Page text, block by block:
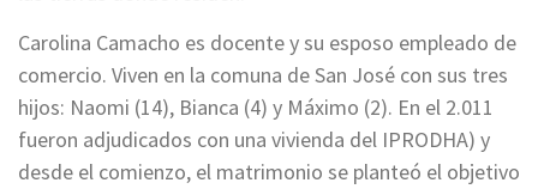
Carolina Camacho es docente y su esposo empleado de
comercio. Viven en la comuna de San José con sus tres
hijos: Naomi (14), Bianca (4) y Máximo (2). En el 2.011
fueron adjudicados con una vivienda del IPRODHA) y
desde el comienzo, el matrimonio se planteó el objetivo